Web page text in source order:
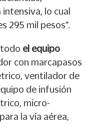
lo cual
295 mil pesos”.
el equipo
con marcapasos
ventilador de
de infusión
micro-
la vía aérea,